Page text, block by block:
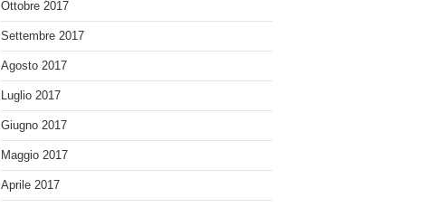
Ottobre 2017
Settembre 2017
Agosto 2017
Luglio 2017
Giugno 2017
Maggio 2017
Aprile 2017